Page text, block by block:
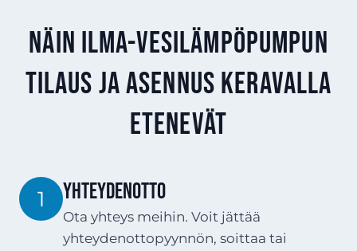
Näin ilma-vesilämpöpumpun
tilaus ja asennus Keravalla
etenevät
1 YHTEYDENOTTO
Ota yhteys meihin. Voit jättää
yhteydenottopyynnön, soittaa tai